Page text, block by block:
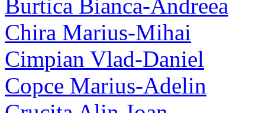
Burtica Bianca-Andreea
Chira Marius-Mihai
Cimpian Vlad-Daniel
Copce Marius-Adelin